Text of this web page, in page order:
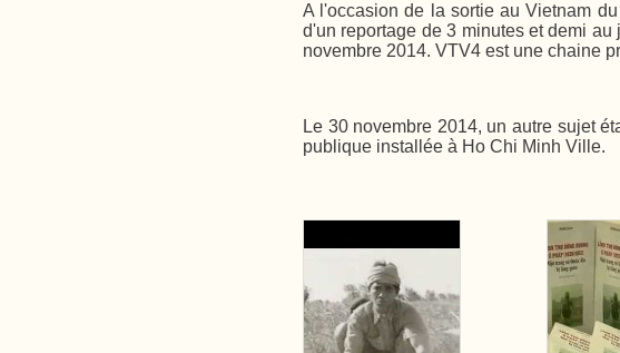
A l'occasion de la sortie au Vietnam
d'un reportage de 3 minutes et demi
novembre 2014. VTV4 est une chaine
Le 30 novembre 2014, un autre sujet
publique installée à Ho Chi Minh Ville.